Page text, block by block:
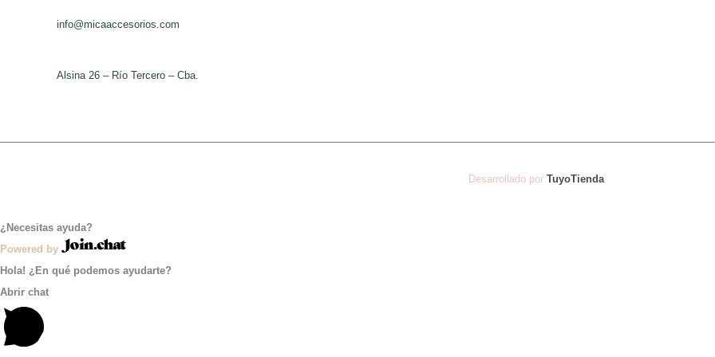
info@micaaccesorios.com
Alsina 26 – Río Tercero – Cba.
Desarrollado por TuyoTienda
¿Necesitas ayuda?
Powered by
Hola! ¿En qué podemos ayudarte?
Abrir chat